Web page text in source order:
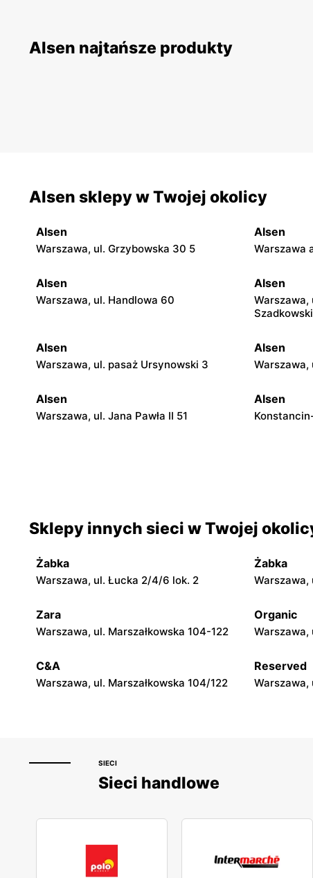
Alsen najtańsze produkty
Alsen sklepy w Twojej okolicy
Alsen
Warszawa, ul. Grzybowska 30 5
Alsen
Warszawa
Alsen
Warszawa, ul. Handlowa 60
Alsen
Warszawa,
Alsen
Warszawa, ul. pasaż Ursynowski 3
Alsen
Warszawa,
Alsen
Warszawa, ul. Jana Pawła II 51
Alsen
Alsen
Orzeszkowej 5B
Alsen
5/U3
Mińsk Mazowiecki, ul. Józefa
Piłsudskiego 33C
Sobienie-
Żyrardów, ul. Mickiewicza 12 Wyszków,
Sklepy innych sieci w Twojej
Żabka
Warszawa, ul. Łucka 2/4/6 lok. 2
Żabka
Warszawa,
Zara
Warszawa, ul. Marszałkowska 104-122
Organic
Warszawa,
C&A
Warszawa, ul. Marszałkowska 104/122
Reserved
Warszawa,
SIECI
Sieci handlowe